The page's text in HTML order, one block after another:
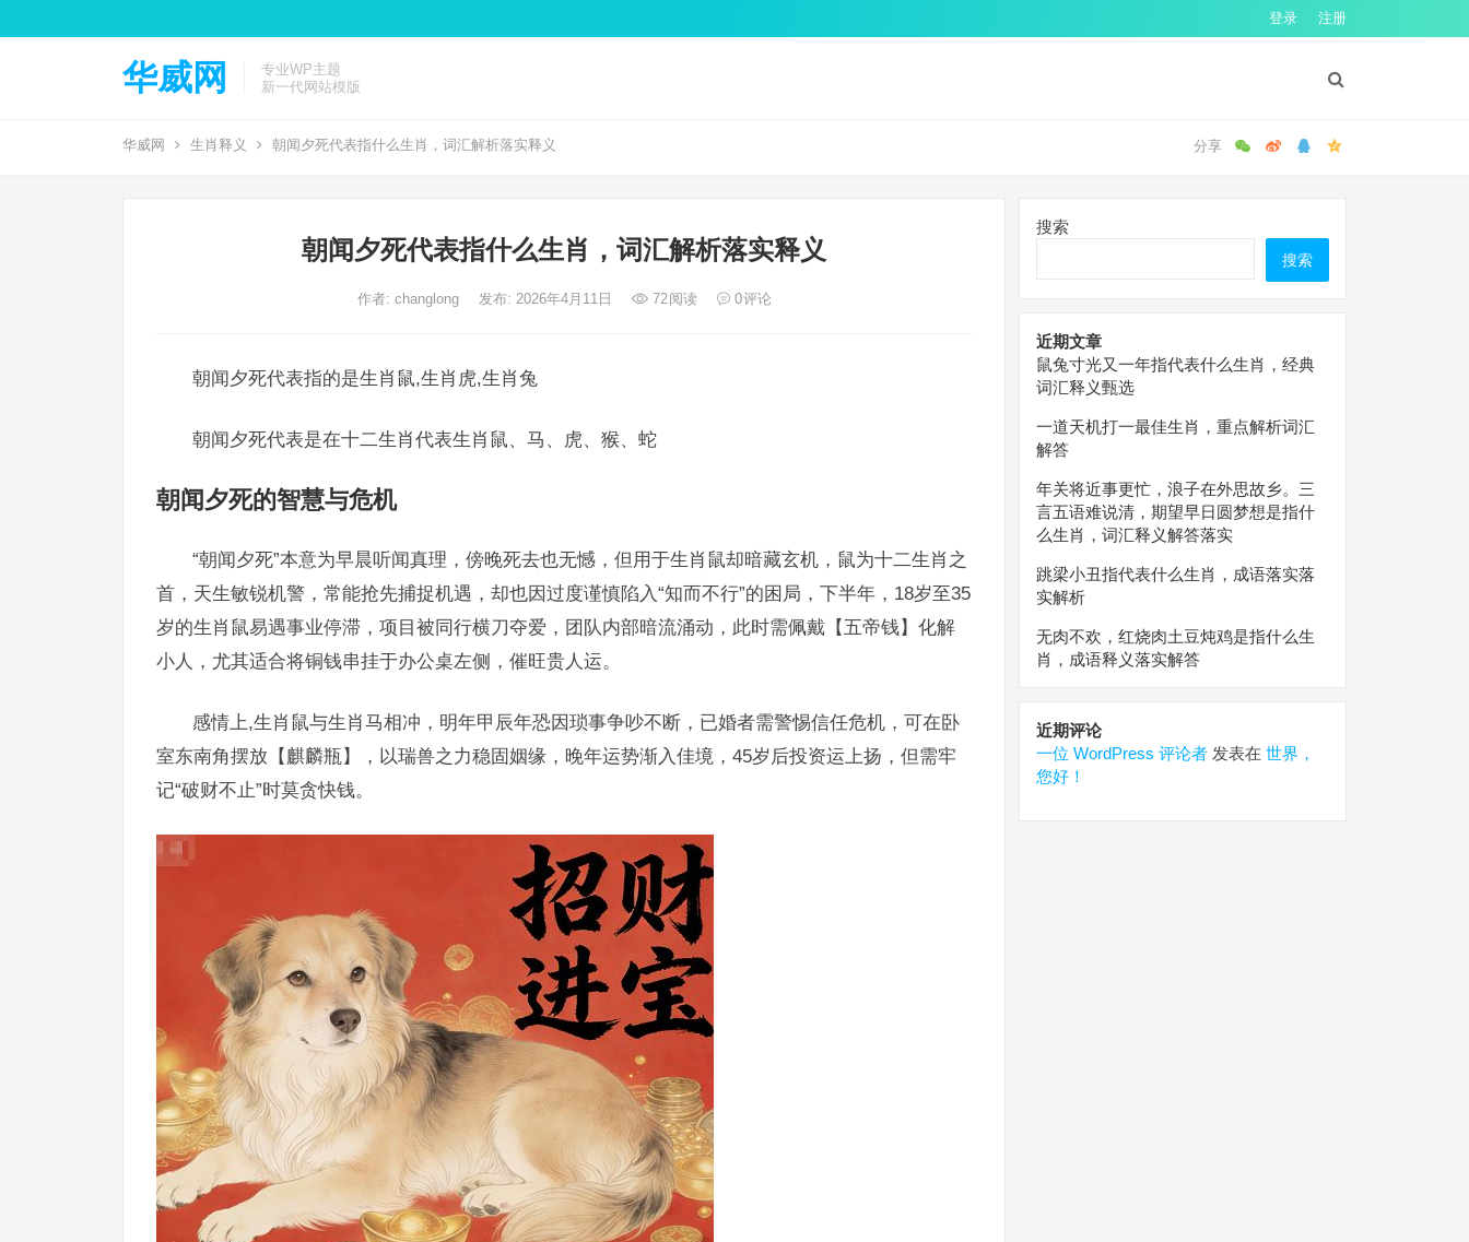
登录 注册
华威网
专业WP主题
新一代网站模版
华威网 生肖释义 朝闻夕死代表指什么生肖，词汇解析落实释义
朝闻夕死代表指什么生肖，词汇解析落实释义
作者: changlong 发布: 2026年4月11日 72阅读 0评论
朝闻夕死代表指的是生肖鼠,生肖虎,生肖兔
朝闻夕死代表是在十二生肖代表生肖鼠、马、虎、猴、蛇
朝闻夕死的智慧与危机
“朝闻夕死”本意为早晨听闻真理，傍晚死去也无憾，但用于生肖鼠却暗藏玄机，鼠为十二生肖之
首，天生敏锐机警，常能抢先捕捉机遇，却也因过度谨慎陷入“知而不行”的困局，下半年，18岁至35
岁的生肖鼠易遇事业停滞，项目被同行横刀夺爱，团队内部暗流涌动，此时需佩戴【五帝钱】化解
小人，尤其适合将铜钱串挂于办公桌左侧，催旺贵人运。
感情上,生肖鼠与生肖马相冲，明年甲辰年恐因琐事争吵不断，已婚者需警惕信任危机，可在卧
室东南角摆放【麒麟瓶】，以瑞兽之力稳固姻缘，晚年运势渐入佳境，45岁后投资运上扬，但需牢
记“破财不止”时莫贪快钱。
搜索
搜索
近期文章
鼠兔寸光又一年指代表什么生肖，经典
词汇释义甄选
一道天机打一最佳生肖，重点解析词汇
解答
年关将近事更忙，浪子在外思故乡。三
言五语难说清，期望早日圆梦想是指什
么生肖，词汇释义解答落实
跳梁小丑指代表什么生肖，成语落实落
实解析
无肉不欢，红烧肉土豆炖鸡是指什么生
肖，成语释义落实解答
近期评论
一位 WordPress 评论者 发表在 世界，
您好！